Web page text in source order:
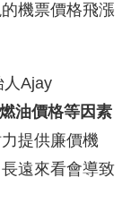
機票價格飛漲
人Ajay
油價格等因素
提供廉價機
遠來看會導致